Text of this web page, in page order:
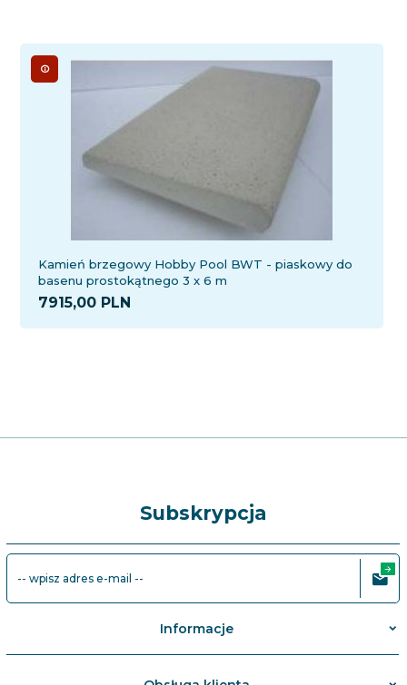
Kamień brzegowy Hobby Pool BWT - piaskowy do
basenu prostokątnego 3 x 6 m
7915,00 PLN
Subskrypcja
-- wpisz adres e-mail --
Informacje